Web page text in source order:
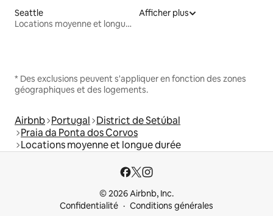
Seattle
Locations moyenne et longue durée
Afficher plus
* Des exclusions peuvent s'appliquer en fonction des zones
géographiques et des logements.
Airbnb Portugal District de Setúbal
Praia da Ponta dos Corvos
Locations moyenne et longue durée
© 2026 Airbnb, Inc.
Confidentialité
Conditions générales